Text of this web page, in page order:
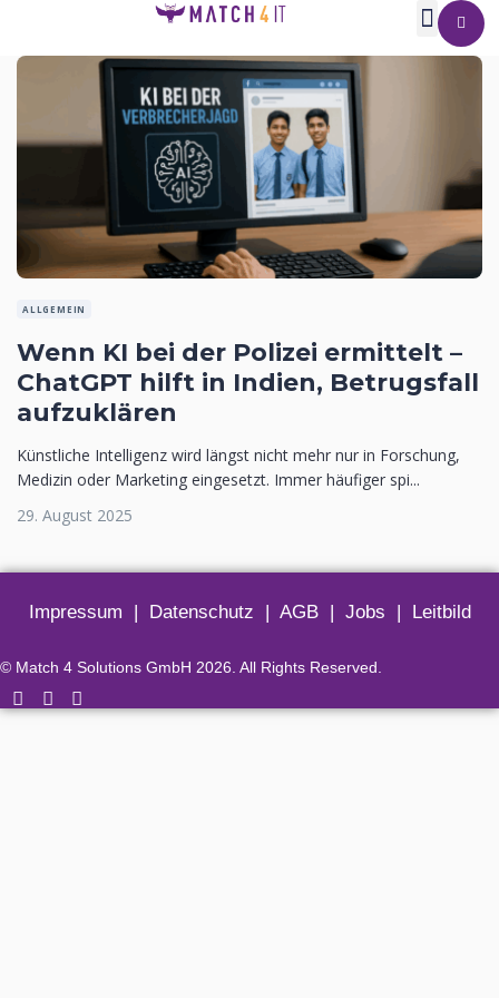
ALLGEMEIN
Wenn KI bei der Polizei ermittelt –
ChatGPT hilft in Indien, Betrugsfall
aufzuklären
Künstliche Intelligenz wird längst nicht mehr nur in Forschung,
Medizin oder Marketing eingesetzt. Immer häufiger spi...
29. August 2025
Impressum | Datenschutz | AGB| Jobs | Leitbild
© Match 4 Solutions GmbH 2026. All Rights Reserved.